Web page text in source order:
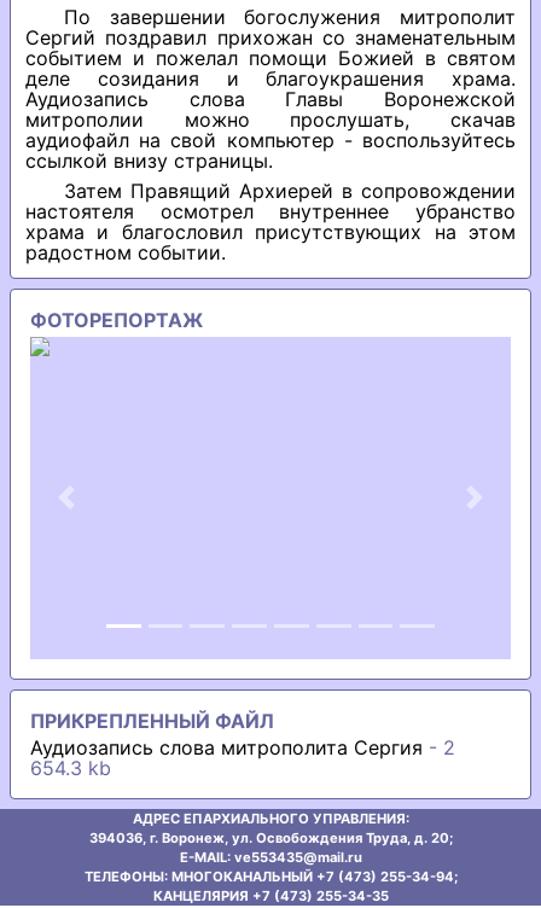
По завершении богослужения митрополит
Сергий поздравил прихожан со знаменательным
событием и пожелал помощи Божией в святом
деле созидания и благоукрашения храма.
Аудиозапись слова Главы Воронежской
митрополии можно прослушать, скачав
аудиофайл на свой компьютер - воспользуйтесь
ссылкой внизу страницы.
Затем Правящий Архиерей в сопровождении
настоятеля осмотрел внутреннее убранство
храма и благословил присутствующих на этом
радостном событии.
ФОТОРЕПОРТАЖ
Previous Next
ПРИКРЕПЛЕННЫЙ ФАЙЛ
Аудиозапись слова митрополита Сергия - 2
654.3 kb
АДРЕС ЕПАРХИАЛЬНОГО УПРАВЛЕНИЯ:
394036, г. Воронеж, ул. Освобождения Труда, д. 20;
E-MAIL: ve553435@mаil.ru
ТЕЛЕФОНЫ: МНОГОКАНАЛЬНЫЙ +7 (473) 255-34-94;
КАНЦЕЛЯРИЯ +7 (473) 255-34-35